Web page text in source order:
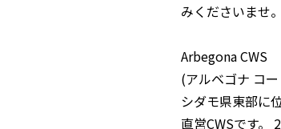
みくださいませ。
Arbegona CWS
(アルベゴナ コ
シダモ県東部に
直営CWSです。